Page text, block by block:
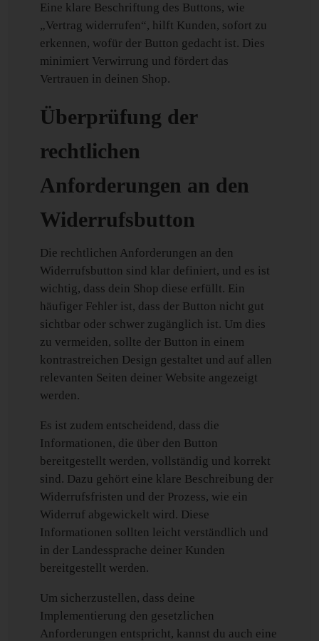
Eine klare Beschriftung des Buttons, wie
„Vertrag widerrufen“, hilft Kunden, sofort zu
erkennen, wofür der Button gedacht ist. Dies
minimiert Verwirrung und fördert das
Vertrauen in deinen Shop.
Überprüfung der
rechtlichen
Anforderungen an den
Widerrufsbutton
Die rechtlichen Anforderungen an den
Widerrufsbutton sind klar definiert, und es ist
wichtig, dass dein Shop diese erfüllt. Ein
häufiger Fehler ist, dass der Button nicht gut
sichtbar oder schwer zugänglich ist. Um dies
zu vermeiden, sollte der Button in einem
kontrastreichen Design gestaltet und auf allen
relevanten Seiten deiner Website angezeigt
werden.
Es ist zudem entscheidend, dass die
Informationen, die über den Button
bereitgestellt werden, vollständig und korrekt
sind. Dazu gehört eine klare Beschreibung der
Widerrufsfristen und der Prozess, wie ein
Widerruf abgewickelt wird. Diese
Informationen sollten leicht verständlich und
in der Landessprache deiner Kunden
bereitgestellt werden.
Um sicherzustellen, dass deine
Implementierung den gesetzlichen
Anforderungen entspricht, kannst du auch eine